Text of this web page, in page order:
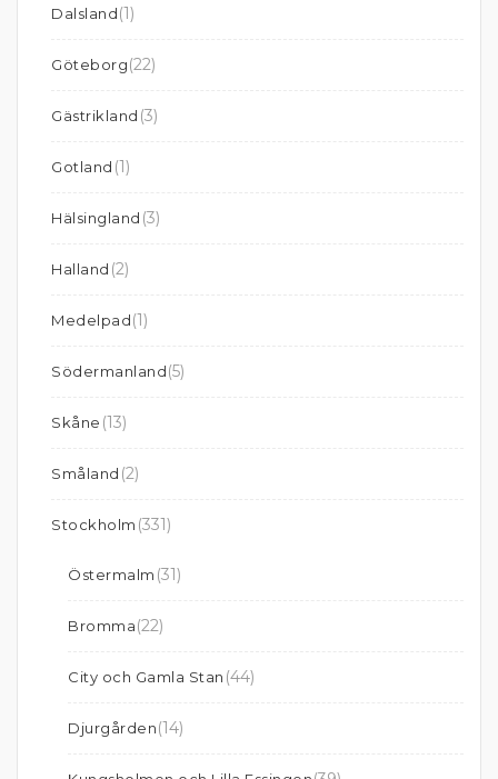
Dalsland(1)
Göteborg(22)
Gästrikland (3)
Gotland (1)
Hälsingland (3)
Halland (2)
Medelpad(1)
Södermanland(5)
Skåne (13)
Småland (2)
Stockholm (331)
Östermalm (31)
Bromma(22)
City och Gamla Stan (44)
Djurgården(14)